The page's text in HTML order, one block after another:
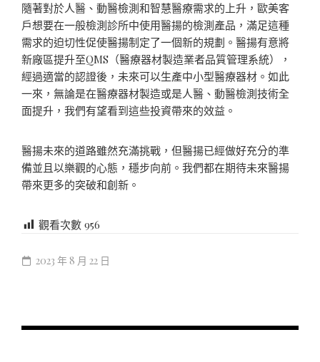
隨著對於人醫、動醫檢測和智慧醫療需求的上升，歐美客
戶想要在一般檢測診所中使用醫揚的檢測產品，滿足這種
需求的迫切性促使醫揚制定了一個新的規劃。醫揚有意將
新廠區提升至QMS（醫療器材製造業者品質管理系統），
經過適當的認證後，未來可以生產中小型醫療器材。如此
一來，無論是在醫療器材製造或是人醫、動醫檢測技術全
面提升，我們有望看到這些投資帶來的效益。
醫揚未來的道路雖然充滿挑戰，但醫揚已經做好充分的準
備並且以樂觀的心態，穩步向前。我們都在期待未來醫揚
帶來更多的突破和創新。
觀看次數 956
2023 年 8 月 22 日